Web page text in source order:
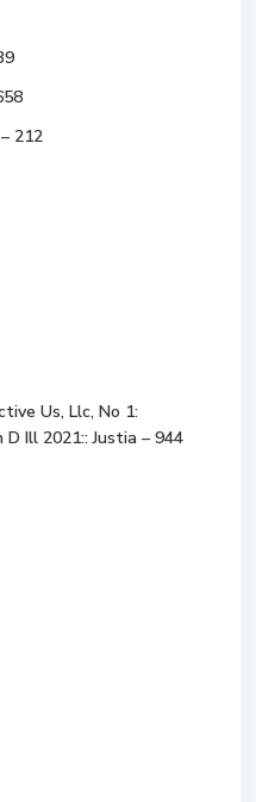
212
Us, Llc, No 1:
Ill 2021:: Justia – 944